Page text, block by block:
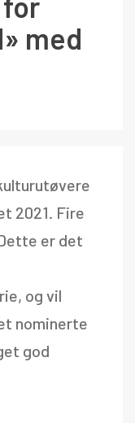
med
2021. Fire
er det
og vil
nominerte
god